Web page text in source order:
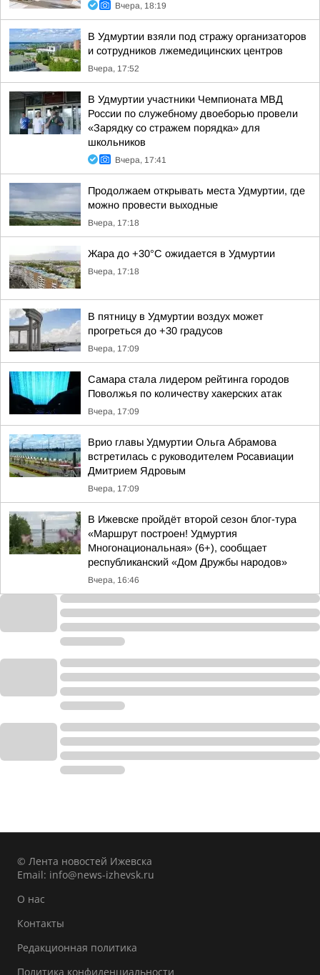
Вчера, 18:19
В Удмуртии взяли под стражу организаторов
и сотрудников лжемедицинских центров
Вчера, 17:52
В Удмуртии участники Чемпионата МВД
России по служебному двоеборью провели
«Зарядку со стражем порядка» для
школьников
Вчера, 17:41
Продолжаем открывать места Удмуртии, где
можно провести выходные
Вчера, 17:18
Жара до +30°С ожидается в Удмуртии
Вчера, 17:18
В пятницу в Удмуртии воздух может
прогреться до +30 градусов
Вчера, 17:09
Самара стала лидером рейтинга городов
Поволжья по количеству хакерских атак
Вчера, 17:09
Врио главы Удмуртии Ольга Абрамова
встретилась с руководителем Росавиации
Дмитрием Ядровым
Вчера, 17:09
В Ижевске пройдёт второй сезон блог-тура
«Маршрут построен! Удмуртия
Многонациональная» (6+), сообщает
республиканский «Дом Дружбы народов»
Вчера, 16:46
© Лента новостей Ижевска
Email: info@news-izhevsk.ru
О нас
Контакты
Редакционная политика
Политика конфиденциальности